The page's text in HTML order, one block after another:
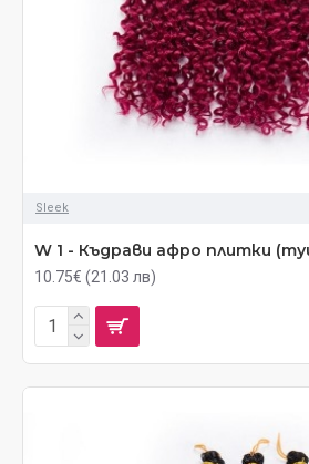
Sleek
W 1 - Къдрави афро плитки
10.75€ (21.03 лв)